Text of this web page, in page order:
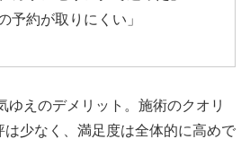
予約が取りにくい」
えのデメリット。施術のクオリ
は少なく、満足度は全体的に高めで